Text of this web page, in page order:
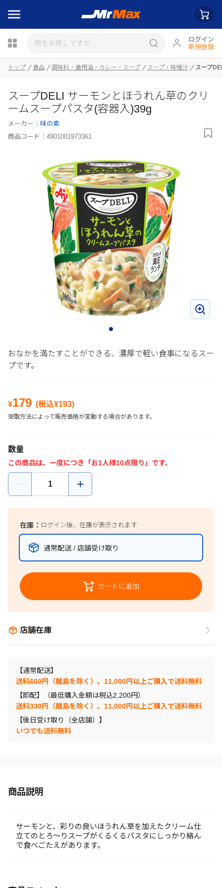
ログイン
新規登録
トップ 食品 調味料・食用油・カレー・スープ スープ・味噌汁 スープ
スープDELI サーモンとほうれん草のクリ
ームスープパスタ(容器入)39g
メーカー： 味の素
商品コード： 4901001973361
おなかを満たすことができる、濃厚で軽い食事になるスー
プです。
¥179 (税込¥193)
受取方法によって販売価格が変動する場合があります。
数量
この商品は、一度につき「お1人様10点限り」です。
在庫： ログイン後、在庫が表示されます
通常配送 / 店舗受け取り
カートに追加
店舗在庫
【通常配送】
送料660円（離島を除く）。11,000円以上ご購入で送料無料
【即配】（最低購入金額は税込2,200円）
送料330円（離島を除く）。11,000円以上ご購入で送料無料
【後日受け取り（全店舗）】
いつでも送料無料
商品説明
サーモンと、彩りの良いほうれん草を加えたクリーム仕
立てのとろ～りスープがくるくるパスタにしっかり絡ん
で食べごたえがあります。